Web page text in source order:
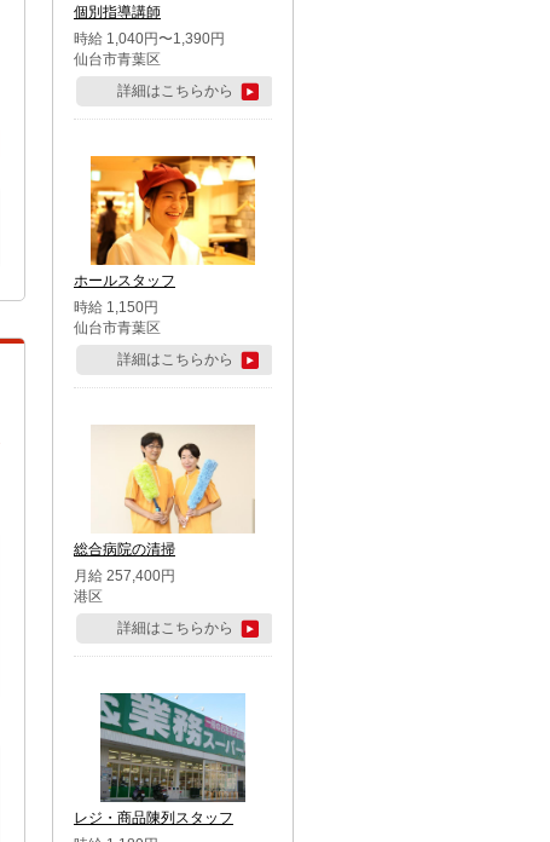
個別指導講師
時給 1,040円〜1,390円
仙台市青葉区
詳細はこちらから
ホールスタッフ
時給 1,150円
仙台市青葉区
詳細はこちらから
総合病院の清掃
月給 257,400円
港区
詳細はこちらから
レジ・商品陳列スタッフ